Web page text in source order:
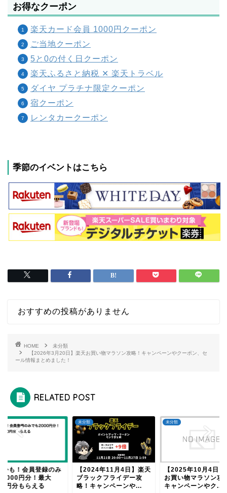
お得なクーポン
楽天カード会員 1000円クーポン
ご当地クーポン
5と0の付く日クーポン
楽天ふるさと納税 ✕ 楽天トラベル
ダイヤ プラチナ限定クーポン
宿クーポン
レンタカークーポン
季節のイベントはこちら
おすすめの投稿がありません
HOME
未分類
【2026年3月20日】楽天お買い物マラソン攻略！キャンペーンやクーポン、セ
ール情報まとめました！
RELATED POST
かも！会員登録のみ
2000円分！最大
円分もらえる
未分類
【2024年11月4日】楽天
ブラックフライデー攻
略！キャンペーンや...
未分類
【2025年10月4日
お買い物マラソン攻
キャンペーンやク...